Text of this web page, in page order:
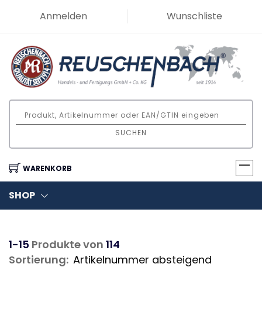
Anmelden Wunschliste
SUCHEN
WARENKORB
SHOP
1-15 Produkte von 114
Sortierung: